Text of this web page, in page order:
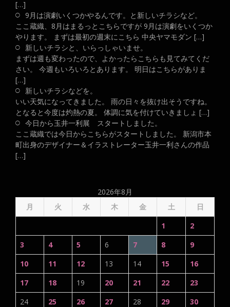
[…]
9月は演劇いくつかやるんです。と新しいチラシなど。
ここ蔵織、8月はまるっとこちらですが 9月は演劇をいくつか
やります。 まずは最初の週末にこちら 中央ヤマモダン […]
新しいチラシと、いらっしゃいませ。
まずは週も変わったので、よかったらこちらも見てみてくだ
さい。 今週もいろいろとあります。 明日はこちらがありま
[…]
新しいチラシなどを。
いい天気になってきました。 雨の日々を抜け出そうですね。
となると今度は灼熱の夏。 体調に気を付けていきましょ […]
今日から玉井一利展 スタートしました。
ここ蔵織では今日からこちらがスタートしました。 新潟市本
町出身のデザイナー＆イラストレーター玉井一利さんの作品
[…]
2026年8月
月
火 水 木 金 土 日
1
2
3
4 5 6 7 8
9
10
11 12 13 14 15
16
17
18 19 20 21 22
23
24
25 26 27 28 29
30